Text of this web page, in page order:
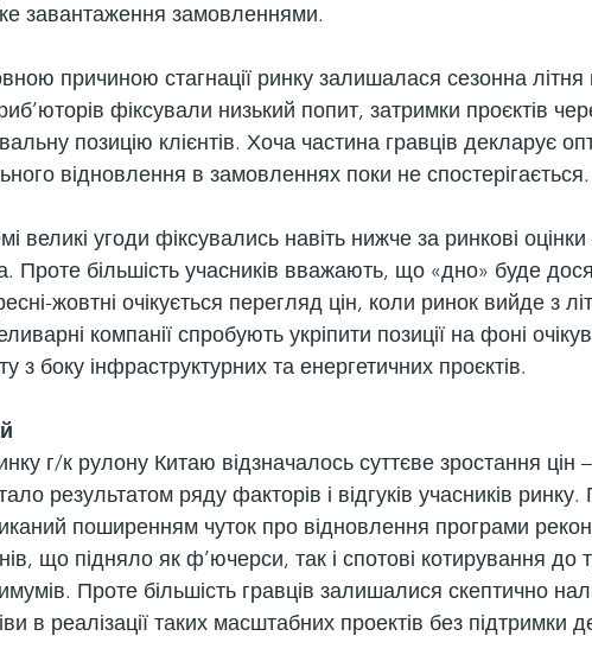
завантаження замовленнями.
причиною стагнації ринку залишалася сезонна літня
фіксували низький попит, затримки проєктів
позицію клієнтів. Хоча частина гравців декларує
відновлення в замовленнях поки не спостерігається.
великі угоди фіксувались навіть нижче за ринкові
Проте більшість учасників вважають, що «дно» буде
жовтні очікується перегляд цін, коли ринок вийде з
компанії спробують укріпити позиції на фоні
з боку інфраструктурних та енергетичних проєктів.
г/к рулону Китаю відзначалось суттєве зростання
результатом ряду факторів і відгуків учасників
поширенням чуток про відновлення програми
що підняло як ф’ючерси, так і спотові котирування до
Проте більшість гравців залишалися скептично
в реалізації таких масштабних проектів без підтримки